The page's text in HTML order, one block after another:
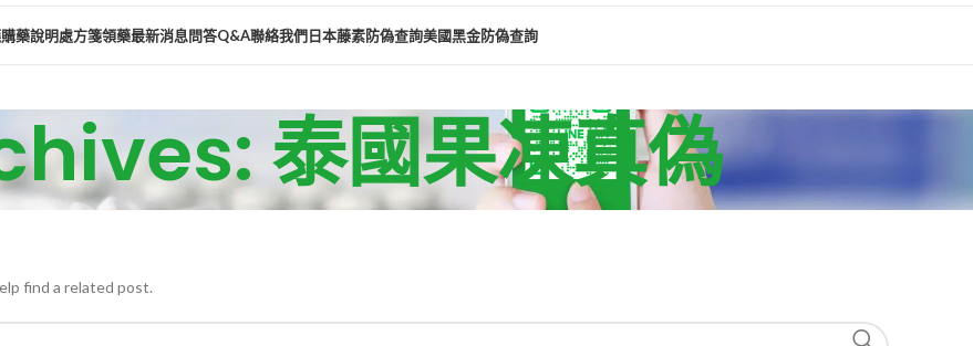
藥說明處方箋領藥最新消息問答Q&A聯絡我們日本藤素防偽查詢美國黑金防偽查詢
泰國果凍真偽
find a related post.